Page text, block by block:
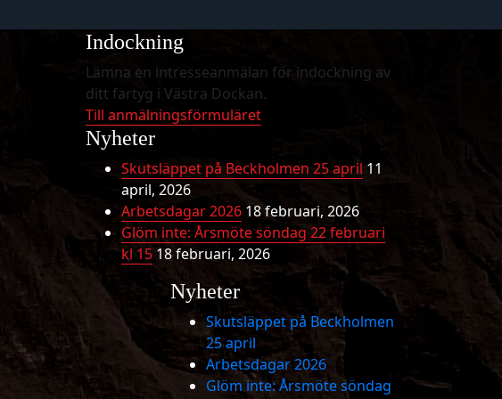
Indockning
Lämna en intresseanmälan för indockning av
ditt fartyg i Västra Dockan.
Till anmälningsförmuläret
Nyheter
Skutsläppet på Beckholmen 25 april 11
april, 2026
Arbetsdagar 2026 18 februari, 2026
Glöm inte: Årsmöte söndag 22 februari
kl 1518 februari, 2026
Nyheter
Skutsläppet på Beckholmen
25 april
Arbetsdagar 2026
Glöm inte: Årsmöte söndag